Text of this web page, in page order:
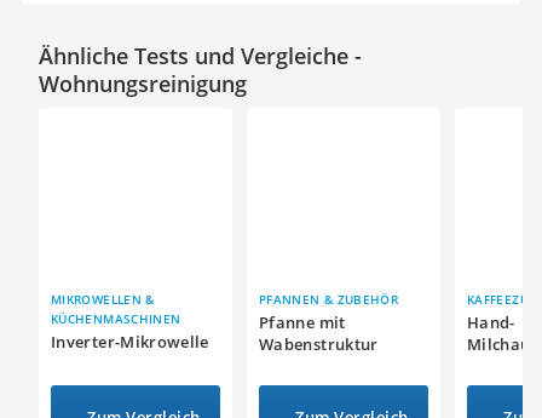
Ähnliche Tests und Vergleiche -
Wohnungsreinigung
MIKROWELLEN &
KÜCHENMASCHINEN
Inverter-Mikrowelle
PFANNEN & ZUBEHÖR
Pfanne mit
Wabenstruktur
Hand-